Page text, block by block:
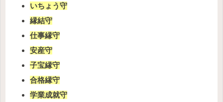
いちょう守
縁結守
仕事縁守
安産守
子宝縁守
合格縁守
学業成就守